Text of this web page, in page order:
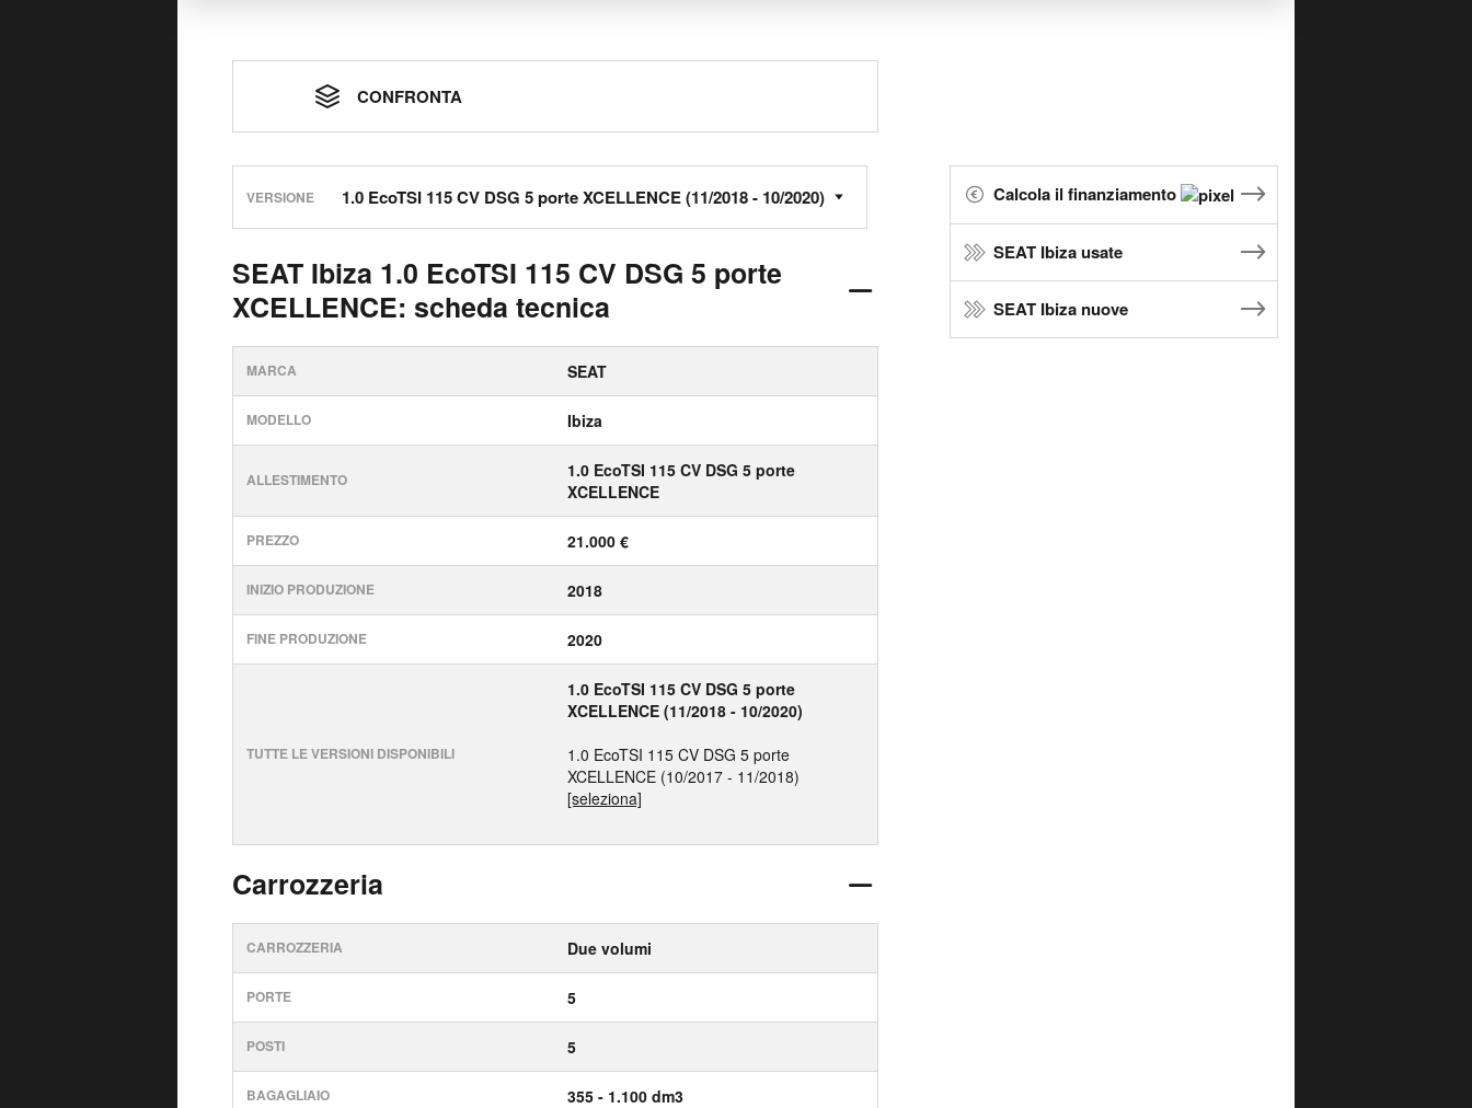
CONFRONTA
VERSIONE
SEAT Ibiza 1.0 EcoTSI 115 CV DSG 5 porte
XCELLENCE: scheda tecnica
MARCA SEAT
MODELLO Ibiza
ALLESTIMENTO
1.0 EcoTSI 115 CV DSG 5 porte
XCELLENCE
PREZZO 21.000 €
INIZIO PRODUZIONE 2018
FINE PRODUZIONE 2020
TUTTE LE VERSIONI DISPONIBILI
1.0 EcoTSI 115 CV DSG 5 porte
XCELLENCE (11/2018 - 10/2020)
1.0 EcoTSI 115 CV DSG 5 porte
XCELLENCE (10/2017 - 11/2018)
[seleziona]
Carrozzeria
CARROZZERIA Due volumi
PORTE 5
POSTI 5
BAGAGLIAIO 355 - 1.100 dm3
Calcola il finanziamento
SEAT Ibiza usate
SEAT Ibiza nuove